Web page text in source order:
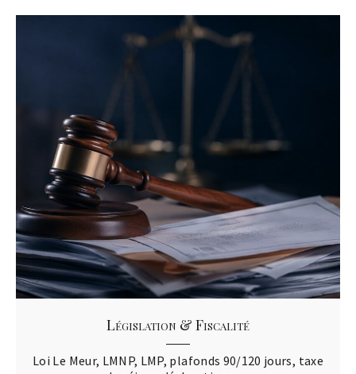
Législation & Fiscalité
Loi Le Meur, LMNP, LMP, plafonds 90/120 jours, taxe